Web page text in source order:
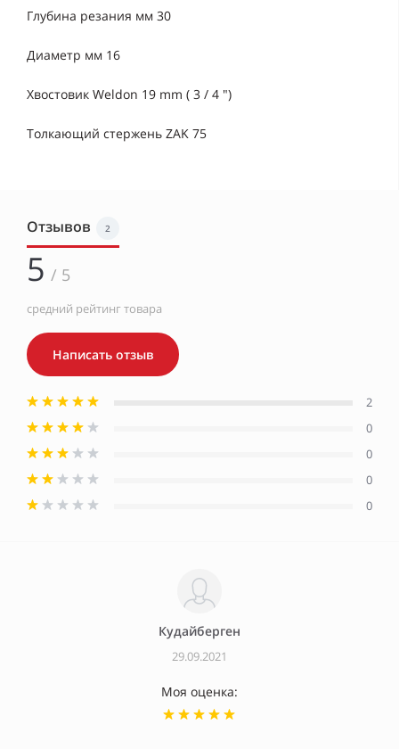
Глубина резания мм 30
Диаметр мм 16
Хвостовик Weldon 19 mm ( 3 / 4 ")
Толкающий стержень ZAK 75
Отзывов 2
5 / 5
средний рейтинг товара
Написать отзыв
2
0
0
0
0
Кудайберген
29.09.2021
Моя оценка: